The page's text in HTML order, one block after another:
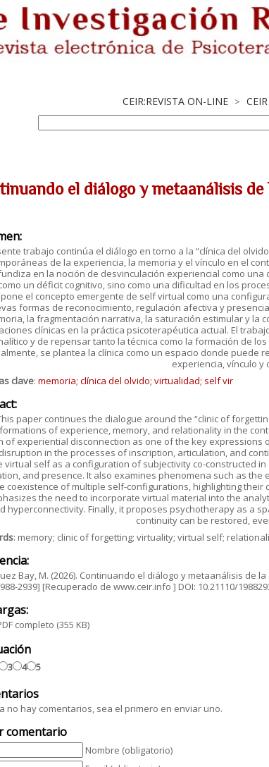
CEIR:REVISTA ON-LINE >
el diálogo y metaanálisis
trabajo continúa el diálogo en torno a la “clínica del
de la experiencia, la memoria y el vínculo en el
en la noción de desvinculación experiencial como
un déficit cognitivo, sino como una dificultad en los
el concepto emergente de self virtual como una
formas de reconocimiento, regulación afectiva y
la fragmentación narrativa, la saturación estimular y la
clínicas en la práctica psicoterapéutica actual. El
y de repensar tanto la técnica como la formación de
se plantea la clínica como un espacio donde
experiencia, vínculo y
clave: memoria; clínica del olvido; virtualidad; self vir
paper continues the dialogue around the “clinic of
of experience, memory, and relationality in the
of experiential disconnection as one of the key
in the processes of inscription, articulation, and
virtual self as a configuration of subjectivity co-constructed
and presence. It also examines phenomena such as
coexistence of multiple self-configurations, highlighting
the need to incorporate virtual material into the
hyperconnectivity. Finally, it proposes psychotherapy as a
continuity can be restored,
: memory; clinic of forgetting; virtuality; virtual self;
Bay, M. (2026). Continuando el diálogo y metaanálisis de
2939] [Recuperado de www.ceir.info ] DOI: 10.21110/
completo (355 KB)
3 4 5
no hay comentarios, sea el primero en enviar uno.
comentario
Nombre (obligatorio)